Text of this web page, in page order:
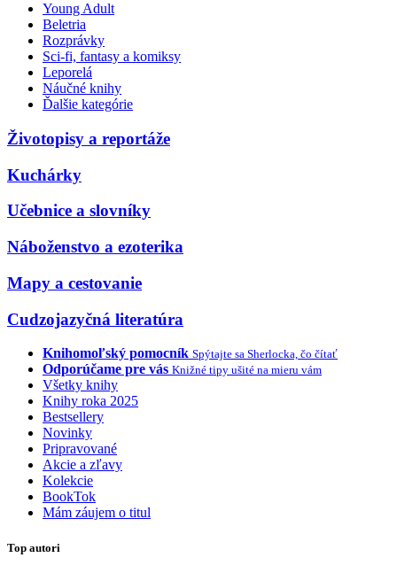
Young Adult
Beletria
Rozprávky
Sci-fi, fantasy a komiksy
Leporelá
Náučné knihy
Ďalšie kategórie
Životopisy a reportáže
Kuchárky
Učebnice a slovníky
Náboženstvo a ezoterika
Mapy a cestovanie
Cudzojazyčná literatúra
Knihomoľský pomocník Spýtajte sa Sherlocka, čo čítať
Odporúčame pre vás Knižné tipy ušité na mieru vám
Všetky knihy
Knihy roka 2025
Bestsellery
Novinky
Pripravované
Akcie a zľavy
Kolekcie
BookTok
Mám záujem o titul
Top autori